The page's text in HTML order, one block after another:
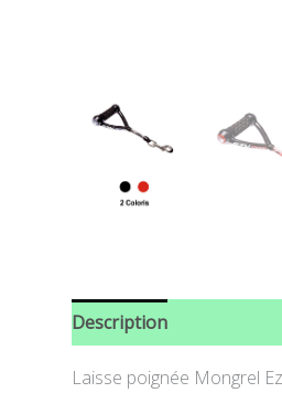
Description
Laisse poignée Mongrel